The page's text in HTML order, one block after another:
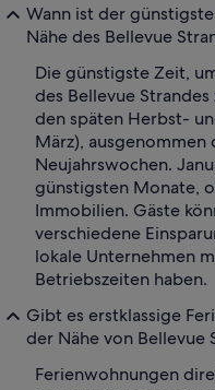
Wann ist der
Nähe des Bellevue
Die günstigste Zeit,
des Bellevue
den späten Herbst-
März),
Neujahrswochen.
günstigsten Monate,
Immobilien. Gäste
verschiedene
lokale Unternehmen
Betriebszeiten haben.
Gibt es erstklassige
der Nähe von Bellevue
Ferienwohnungen